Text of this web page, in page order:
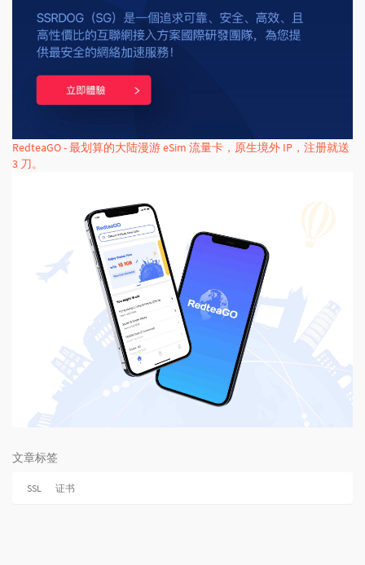
RedteaGO - 最划算的大陆漫游 eSim 流量卡，原生境外 IP，注册就送
3 刀。
文章标签
SSL 证书